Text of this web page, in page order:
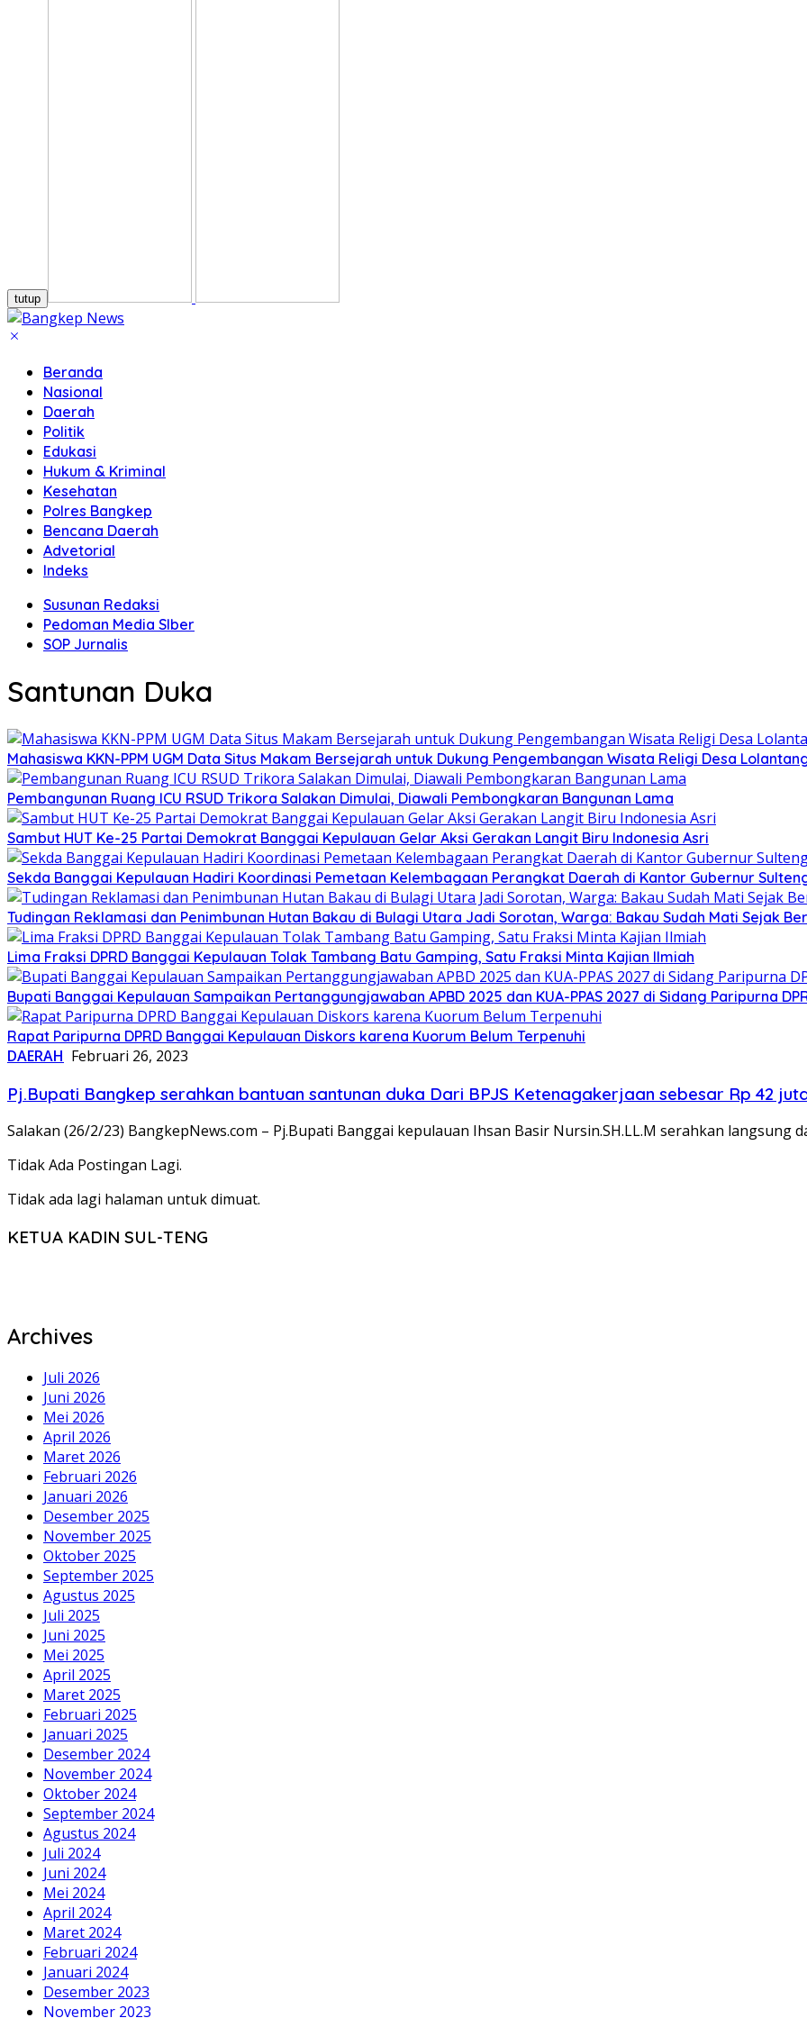
tutup
Beranda
Nasional
Daerah
Politik
Edukasi
Hukum & Kriminal
Kesehatan
Polres Bangkep
Bencana Daerah
Advetorial
Indeks
Susunan Redaksi
Pedoman Media SIber
SOP Jurnalis
Santunan Duka
Mahasiswa KKN-PPM UGM Data Situs Makam Bersejarah untuk Dukung Pengembangan Wisata Religi Desa
Pembangunan Ruang ICU RSUD Trikora Salakan Dimulai, Diawali Pembongkaran Bangunan Lama
Sambut HUT Ke-25 Partai Demokrat Banggai Kepulauan Gelar Aksi Gerakan Langit Biru Indonesia Asri
Sekda Banggai Kepulauan Hadiri Koordinasi Pemetaan Kelembagaan Perangkat Daerah di Kantor Gubernur
Tudingan Reklamasi dan Penimbunan Hutan Bakau di Bulagi Utara Jadi Sorotan, Warga: Bakau Sudah Mati Sejak
Lima Fraksi DPRD Banggai Kepulauan Tolak Tambang Batu Gamping, Satu Fraksi Minta Kajian Ilmiah
Bupati Banggai Kepulauan Sampaikan Pertanggungjawaban APBD 2025 dan KUA-PPAS 2027 di Sidang Paripurna
Rapat Paripurna DPRD Banggai Kepulauan Diskors karena Kuorum Belum Terpenuhi
DAERAH Februari 26, 2023
Pj.Bupati Bangkep serahkan bantuan santunan duka Dari BPJS Ketenagakerjaan sebesar Rp 42
Salakan (26/2/23) BangkepNews.com – Pj.Bupati Banggai kepulauan Ihsan Basir Nursin.SH.LL.M serahkan langsung
Tidak Ada Postingan Lagi.
Tidak ada lagi halaman untuk dimuat.
KETUA KADIN SUL-TENG
Archives
Juli 2026
Juni 2026
Mei 2026
April 2026
Maret 2026
Februari 2026
Januari 2026
Desember 2025
November 2025
Oktober 2025
September 2025
Agustus 2025
Juli 2025
Juni 2025
Mei 2025
April 2025
Maret 2025
Februari 2025
Januari 2025
Desember 2024
November 2024
Oktober 2024
September 2024
Agustus 2024
Juli 2024
Juni 2024
Mei 2024
April 2024
Maret 2024
Februari 2024
Januari 2024
Desember 2023
November 2023